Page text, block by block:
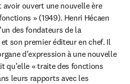
avoir ouvert une nouvelle ère
» (1949). Henri Hécaen
des fondateurs de la
son premier éditeur en chef. Il
d’expression à une nouvelle
qu’elle « traite des fonctions
leurs rapports avec les